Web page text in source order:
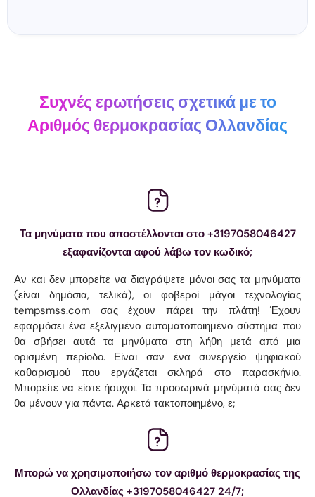
Συχνές ερωτήσεις σχετικά με το
Αριθμός θερμοκρασίας Ολλανδίας
Τα μηνύματα που αποστέλλονται στο +3197058046427
εξαφανίζονται αφού λάβω τον κωδικό;
Αν και δεν μπορείτε να διαγράψετε μόνοι σας τα μηνύματα
(είναι δημόσια, τελικά), οι φοβεροί μάγοι τεχνολογίας
tempsmss.com σας έχουν πάρει την πλάτη! Έχουν
εφαρμόσει ένα εξελιγμένο αυτοματοποιημένο σύστημα που
θα σβήσει αυτά τα μηνύματα στη λήθη μετά από μια
ορισμένη περίοδο. Είναι σαν ένα συνεργείο ψηφιακού
καθαρισμού που εργάζεται σκληρά στο παρασκήνιο.
Μπορείτε να είστε ήσυχοι. Τα προσωρινά μηνύματά σας δεν
θα μένουν για πάντα. Αρκετά τακτοποιημένο, ε;
Μπορώ να χρησιμοποιήσω τον αριθμό θερμοκρασίας της
Ολλανδίας +3197058046427 24/7;